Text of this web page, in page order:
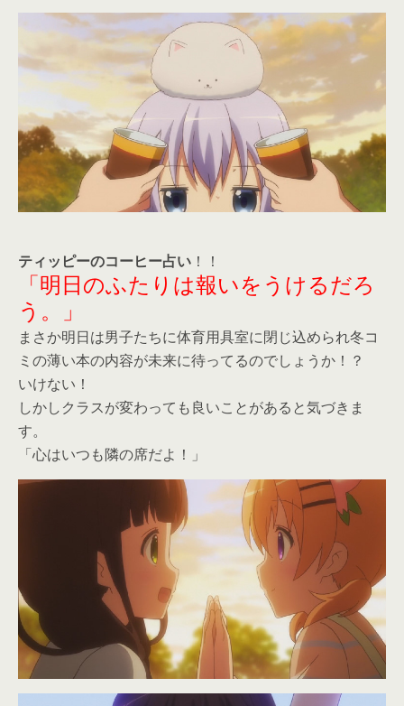
ティッピーのコーヒー占い ！！
「明日のふたりは報いをうけるだろ
う。」
まさか明日は男子たちに体育用具室に閉じ込められ冬コ
ミの薄い本の内容が未来に待ってるのでしょうか！？
いけない！
しかしクラスが変わっても良いことがあると気づきま
す。
「心はいつも隣の席だよ！」